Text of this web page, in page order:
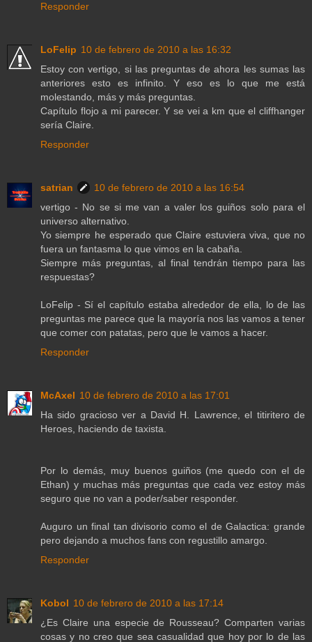
Responder
LoFelip 10 de febrero de 2010 a las 16:32
Estoy con vertigo, si las preguntas de ahora les sumas las
anteriores esto es infinito. Y eso es lo que me está
molestando, más y más preguntas.
Capítulo flojo a mi parecer. Y se vei a km que el cliffhanger
sería Claire.
Responder
satrian
10 de febrero de 2010 a las 16:54
vertigo - No se si me van a valer los guiños solo para el
universo alternativo.
Yo siempre he esperado que Claire estuviera viva, que no
fuera un fantasma lo que vimos en la cabaña.
Siempre más preguntas, al final tendrán tiempo para las
respuestas?
LoFelip - Sí el capítulo estaba alrededor de ella, lo de las
preguntas me parece que la mayoría nos las vamos a tener
que comer con patatas, pero que le vamos a hacer.
Responder
McAxel 10 de febrero de 2010 a las 17:01
Ha sido gracioso ver a David H. Lawrence, el titiritero de
Heroes, haciendo de taxista.
Por lo demás, muy buenos guiños (me quedo con el de
Ethan) y muchas más preguntas que cada vez estoy más
seguro que no van a poder/saber responder.
Auguro un final tan divisorio como el de Galactica: grande
pero dejando a muchos fans con regustillo amargo.
Responder
Kobol 10 de febrero de 2010 a las 17:14
¿Es Claire una especie de Rousseau? Comparten varias
cosas y no creo que sea casualidad que hoy por lo de las